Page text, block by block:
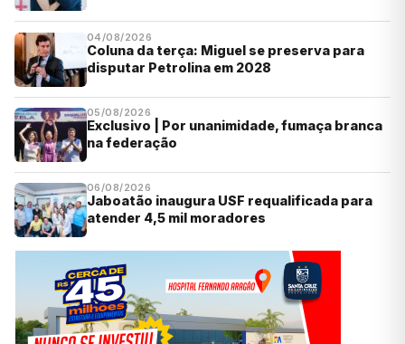
04/08/2026
Coluna da terça: Miguel se preserva para
disputar Petrolina em 2028
05/08/2026
Exclusivo | Por unanimidade, fumaça branca
na federação
06/08/2026
Jaboatão inaugura USF requalificada para
atender 4,5 mil moradores